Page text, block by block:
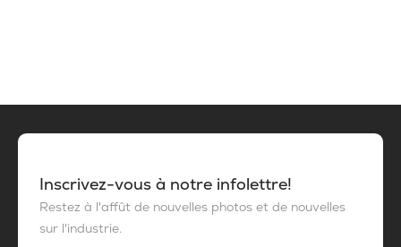
Inscrivez-vous à notre infolettre!
Restez à l'affût de nouvelles photos et de nouvelles
sur l'industrie.